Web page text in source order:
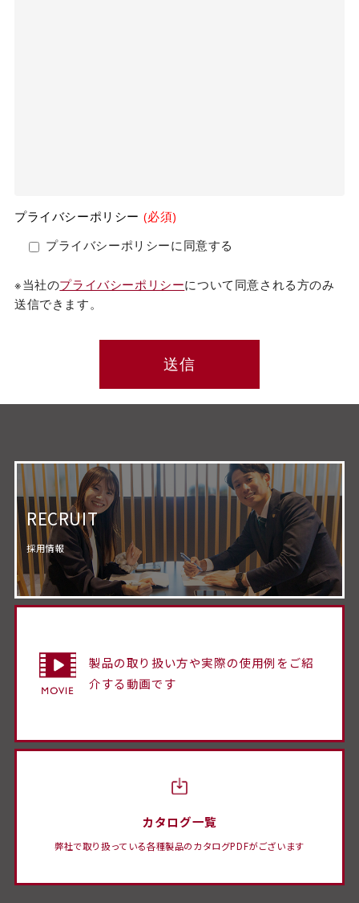
プライバシーポリシー (必須)
プライバシーポリシーに同意する
※当社のプライバシーポリシーについて同意される方のみ
送信できます。
RECRUIT
採用情報
製品の取り扱い方や実際の使用例をご紹
介する動画です
カタログ一覧
弊社で取り扱っている各種製品のカタログPDFがございます